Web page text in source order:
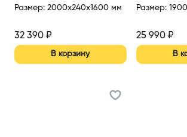
(OPTIMUM CLASSIC FIRM)
Размер: 2000x240x1600 мм
32 390 ₽
В корзину
Размер:
25 990₽
В